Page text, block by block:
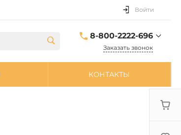
Войти
8-800-2222-696
sale@zpdetal.ru
Заказать звонок
КОНТАКТЫ